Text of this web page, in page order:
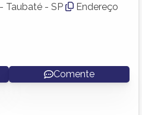
Taubaté - SP
Endereço
Comente